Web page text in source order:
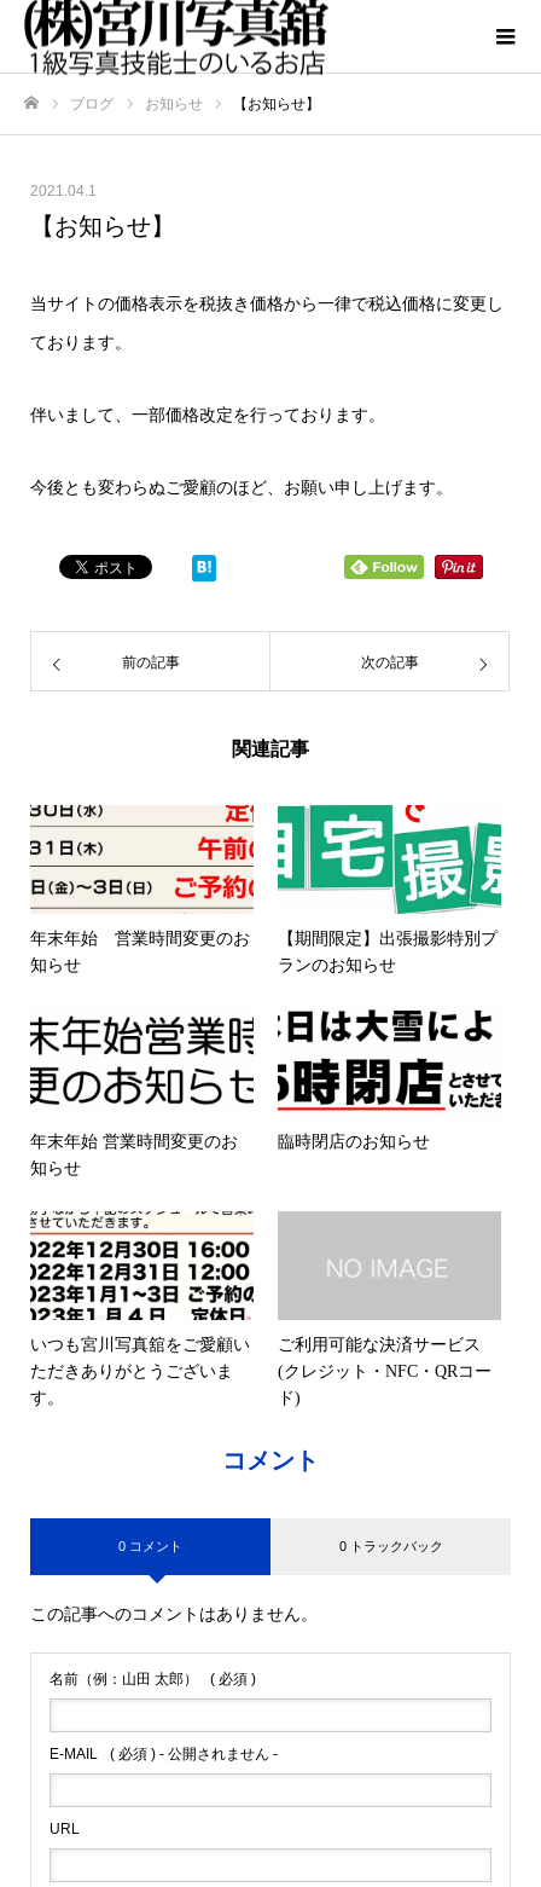
ブログ お知らせ 【お知らせ】
2021.04.1
【お知らせ】
当サイトの価格表示を税抜き価格から一律で税込価格に変更し
ております。
伴いまして、一部価格改定を行っております。
今後とも変わらぬご愛顧のほど、お願い申し上げます。
前の記事 次の記事
関連記事
年末年始 営業時間変更のお
知らせ
【期間限定】出張撮影特別プ
ランのお知らせ
年末年始 営業時間変更のお
知らせ
臨時閉店のお知らせ
いつも宮川写真舘をご愛顧い
ただきありがとうございま
す。
ご利用可能な決済サービス
(クレジット・NFC・QRコー
ド)
コメント
0 コメント 0 トラックバック
この記事へのコメントはありません。
名前（例：山田 太郎） ( 必須 )
E-MAIL ( 必須 ) - 公開されません -
URL